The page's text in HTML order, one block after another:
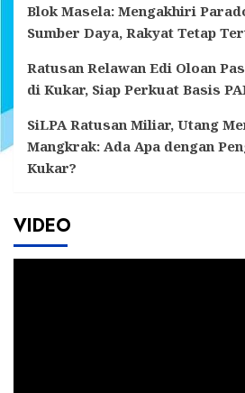
Blok Masela: Mengakhiri
Sumber Daya, Rakyat Tetap
Ratusan Relawan Edi Oloan
di Kukar, Siap Perkuat Basis
SiLPA Ratusan Miliar, Utang
Mangkrak: Ada Apa dengan
Kukar?
VIDEO